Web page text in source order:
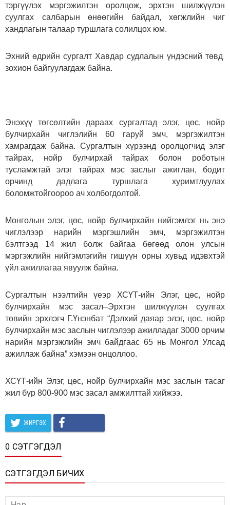
тэргүүлэх мэргэжилтэн оролцож, эрхтэн шилжүүлэн
суулгах салбарын өнөөгийн байдал, хөгжлийн чиг
хандлагын талаар туршлага солилцох юм.
Эхний өдрийн сургалт Хавдар судлалын үндэсний төвд
зохион байгуулагдаж байна.
Энэхүү төгсөлтийн дараах сургалтад элэг, цөс, нойр
булчирхайн чиглэлийн 60 гаруй эмч, мэргэжилтэн
хамрагдаж байна. Сургалтын хүрээнд оролцогчид элэг
тайрах, нойр булчирхай тайрах болон роботын
тусламжтай элэг тайрах мэс заслыг ажиглан, бодит
орчинд дадлага туршлага хуримтлуулах
боломжтойгоороо ач холбогдолтой.
Монголын элэг, цөс, нойр булчирхайн нийгэмлэг нь энэ
чиглэлээр нарийн мэргэшлийн эмч, мэргэжилтэн
бэлтгээд 14 жил болж байгаа бөгөөд олон улсын
мэргэжлийн нийгэмлэгийн гишүүн орны хувьд идэвхтэй
үйл ажиллагаа явуулж байна.
Сургалтын нээлтийн үеэр ХСҮТ-ийн Элэг, цөс, нойр
булчирхайн мэс засал–Эрхтэн шилжүүлэн суулгах
төвийн эрхлэгч Г.Үнэнбат “Дэлхий даяар элэг, цөс, нойр
булчирхайн мэс заслын чиглэлээр ажилладаг 3000 орчим
нарийн мэргэжлийн эмч байдгаас 65 нь Монгол Улсад
ажиллаж байна” хэмээн онцоллоо.
ХСҮТ-ийн Элэг, цөс, нойр булчирхайн мэс заслын тасаг
жил бүр 800-900 мэс засал амжилттай хийжээ.
ЖИРГЭХ
0 СЭТГЭГДЭЛ
СЭТГЭГДЭЛ БИЧИХ